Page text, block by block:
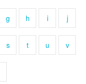
g h i j
s t u v